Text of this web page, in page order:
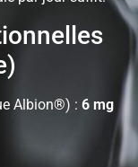
Albion®) :6 mg